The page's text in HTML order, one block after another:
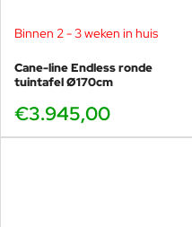
Binnen 2 - 3 weken in huis
Cane-line Endless ronde
tuintafel Ø170cm
€3.945,00